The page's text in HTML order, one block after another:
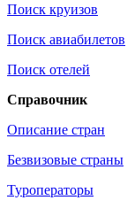
Поиск круизов
Поиск авиабилетов
Поиск отелей
Справочник
Описание стран
Безвизовые страны
Туроператоры